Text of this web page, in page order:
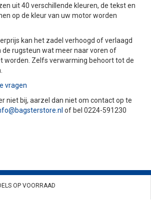
uit 40 verschillende kleuren, de tekst en
op de kleur van uw motor worden
kan het zadel verhoogd of verlaagd
de rugsteun wat meer naar voren of
worden. Zelfs verwarming behoort tot de
vragen
niet bij, aarzel dan niet om contact op te
of bel 0224-591230
OP VOORRAAD